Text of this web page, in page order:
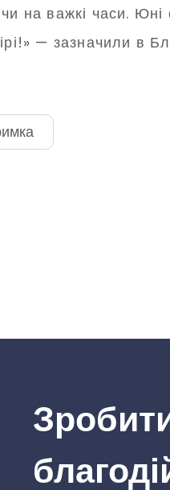
на важкі часи.
— зазначили в